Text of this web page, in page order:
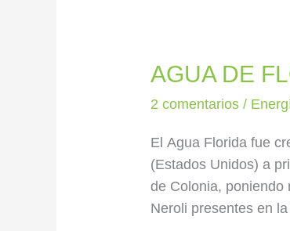
AGUA DE
2 comentarios /
El Agua Florida fue
(Estados Unidos) a
de Colonia, poniendo
Neroli presentes en